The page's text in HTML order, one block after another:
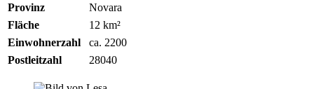
Provinz
Novara
Fläche
12 km²
Einwohnerzahl
ca. 2200
Postleitzahl
28040